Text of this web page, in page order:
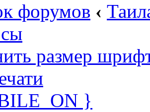
форумов ‹
размер
}